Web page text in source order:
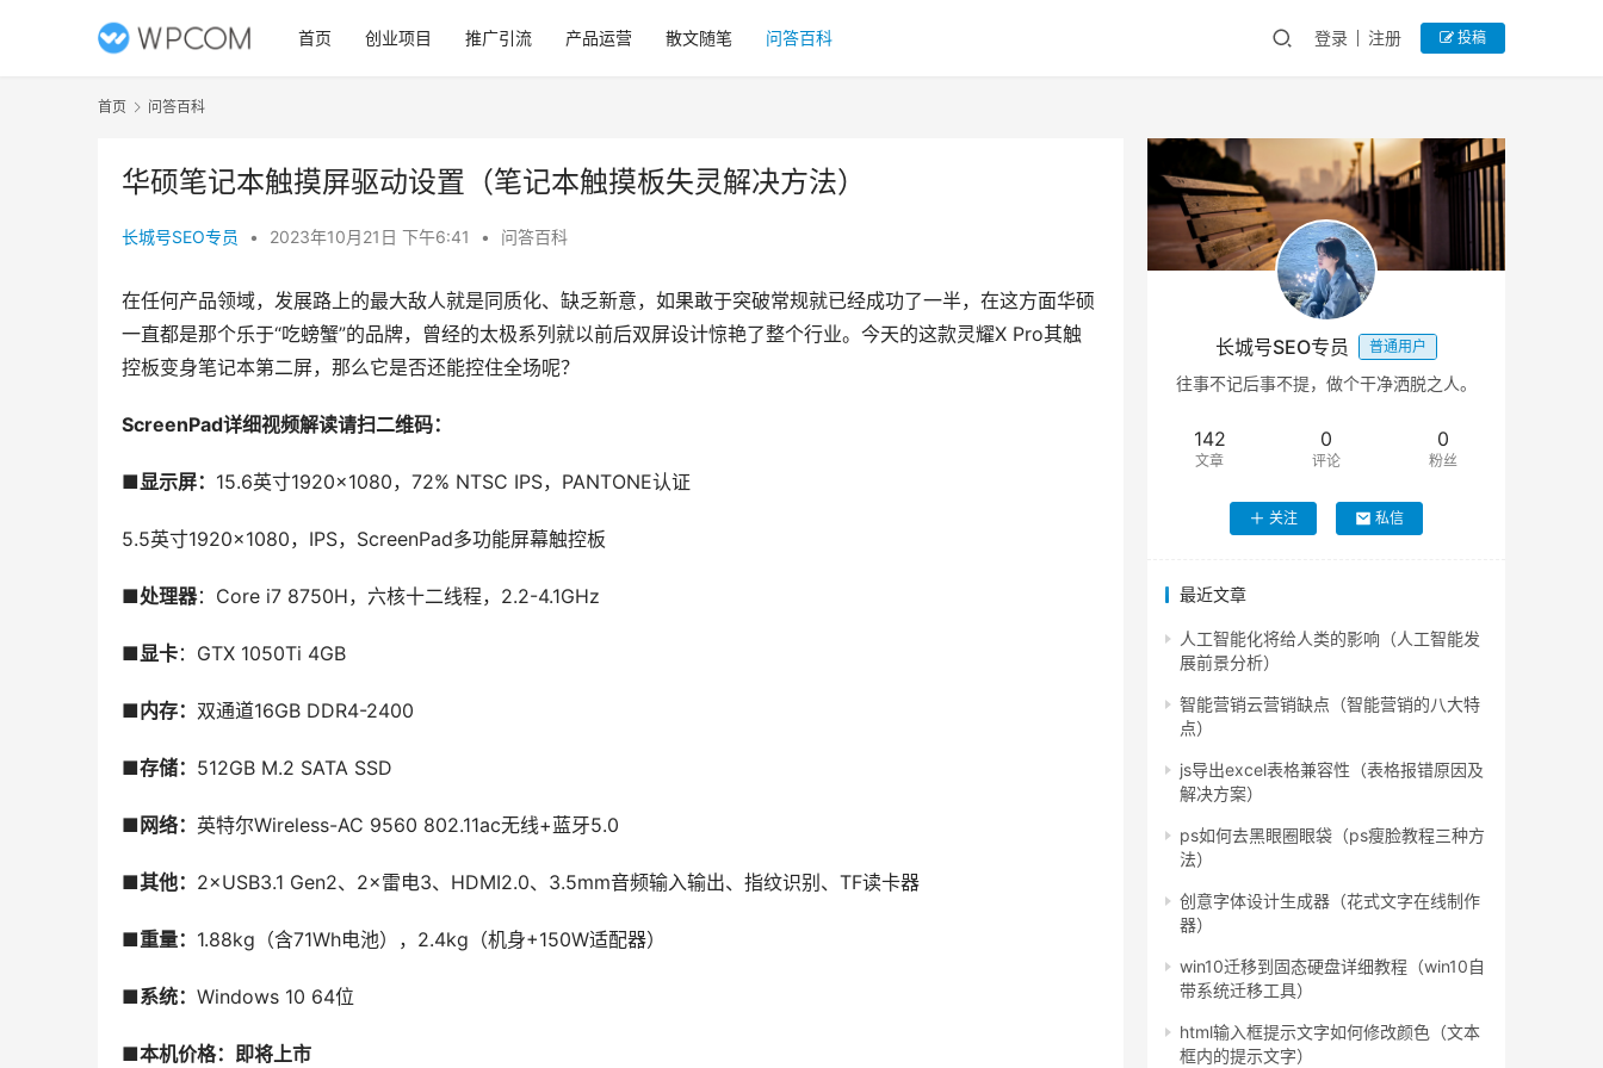
首页 创业项目 推广引流 产品运营 散文随笔 问答百科 登录 注册 投稿
首页 问答百科
华硕笔记本触摸屏驱动设置（笔记本触摸板失灵解决方法）
长城号SEO专员 • 2023年10月21日 下午6:41 • 问答百科
在任何产品领域，发展路上的最大敌人就是同质化、缺乏新意，如果敢于突破常规就已经成功了一半，在这方面华硕
一直都是那个乐于“吃螃蟹”的品牌，曾经的太极系列就以前后双屏设计惊艳了整个行业。今天的这款灵耀X Pro其触
控板变身笔记本第二屏，那么它是否还能控住全场呢？
ScreenPad详细视频解读请扫二维码：
■显示屏： 15.6英寸1920×1080，72% NTSC IPS，PANTONE认证
5.5英寸1920×1080，IPS，ScreenPad多功能屏幕触控板
■处理器：Core i7 8750H，六核十二线程，2.2-4.1GHz
■显卡：GTX 1050Ti 4GB
■内存： 双通道16GB DDR4-2400
■存储： 512GB M.2 SATA SSD
■ 网络： 英特尔Wireless-AC 9560 802.11ac无线+蓝牙5.0
■其他： 2×USB3.1 Gen2、2×雷电3、HDMI2.0、3.5mm音频输入输出、指纹识别、TF读卡器
■重量： 1.88kg（含71Wh电池），2.4kg（机身+150W适配器）
■系统： Windows 10 64位
■本机价格：即将上市
长城号SEO专员 普通用户
往事不记后事不提，做个干净洒脱之人。
142
文章
0
评论
0
粉丝
关注 私信
最近文章
人工智能化将给人类的影响（人工智能发
展前景分析）
智能营销云营销缺点（智能营销的八大特
点）
js导出excel表格兼容性（表格报错原因及
解决方案）
ps如何去黑眼圈眼袋（ps瘦脸教程三种方
法）
创意字体设计生成器（花式文字在线制作
器）
win10迁移到固态硬盘详细教程（win10自
带系统迁移工具）
html输入框提示文字如何修改颜色（文本
框内的提示文字）